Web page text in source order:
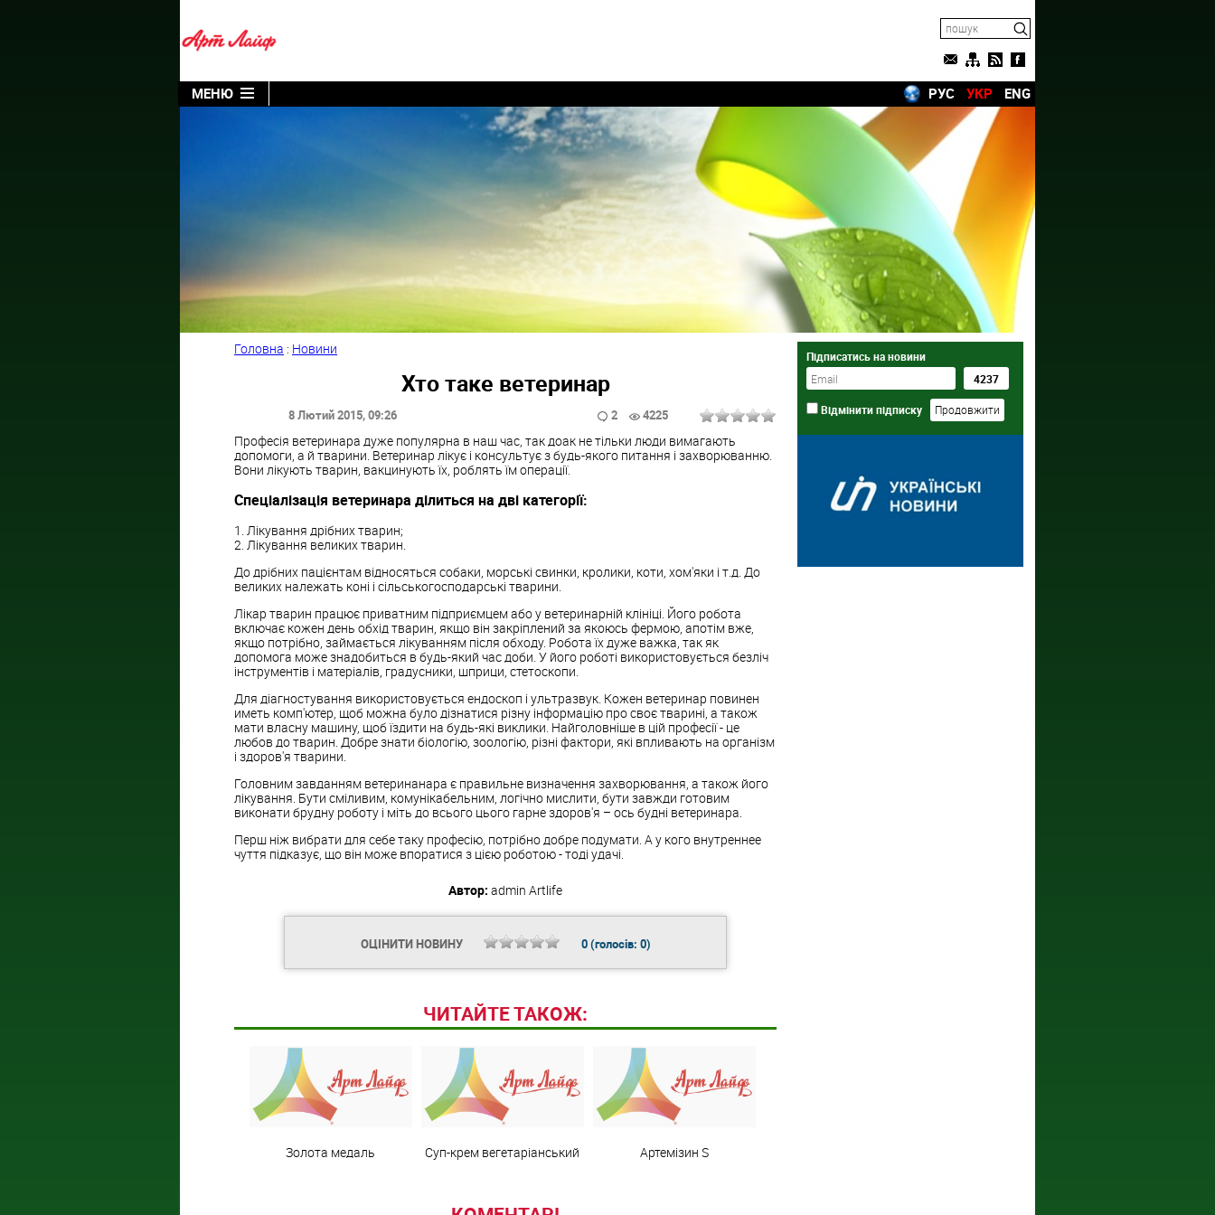
МЕНЮ РУС УКР ENG
Головна : Новини
Хто таке ветеринар
8 Лютий 2015, 09:26 2 4225
Професія ветеринара дуже популярна в наш час, так доак не тільки люди вимагають
допомоги, а й тварини. Ветеринар лікує і консультує з будь-якого питання і захворюванню.
Вони лікують тварин, вакцинують їх, роблять їм операції.
Спеціалізація ветеринара ділиться на дві категорії:
1. Лікування дрібних тварин;
2. Лікування великих тварин.
До дрібних пацієнтам відносяться собаки, морські свинки, кролики, коти, хом'яки і т.д. До
великих належать коні і сільськогосподарські тварини.
Лікар тварин працює приватним підприємцем або у ветеринарній клініці. Його робота
включає кожен день обхід тварин, якщо він закріплений за якоюсь фермою, апотім вже,
якщо потрібно, займається лікуванням після обходу. Робота їх дуже важка, так як
допомога може знадобиться в будь-який час доби. У його роботі використовується безліч
інструментів і матеріалів, градусники, шприци, стетоскопи.
Для діагностування використовується ендоскоп і ультразвук. Кожен ветеринар повинен
иметь комп'ютер, щоб можна було дізнатися різну інформацію про своє тварині, а також
мати власну машину, щоб їздити на будь-які виклики. Найголовніше в цій професії - це
любов до тварин. Добре знати біологію, зоологію, різні фактори, які впливають на організм
і здоров'я тварини.
Головним завданням ветеринанара є правильне визначення захворювання, а також його
лікування. Бути сміливим, комунікабельним, логічно мислити, бути завжди готовим
виконати брудну роботу і міть до всього цього гарне здоров'я – ось будні ветеринара.
Перш ніж вибрати для себе таку професію, потрібно добре подумати. А у кого внутреннее
чуття підказує, що він може впоратися з цією роботою - тоді удачі.
Автор: admin Artlife
ОЦІНИТИ НОВИНУ 0(голосів: 0)
ЧИТАЙТЕ ТАКОЖ:
Золота медаль Суп-крем вегетаріанський Артемізин S
Підписатись на новини
Відмінити підписку